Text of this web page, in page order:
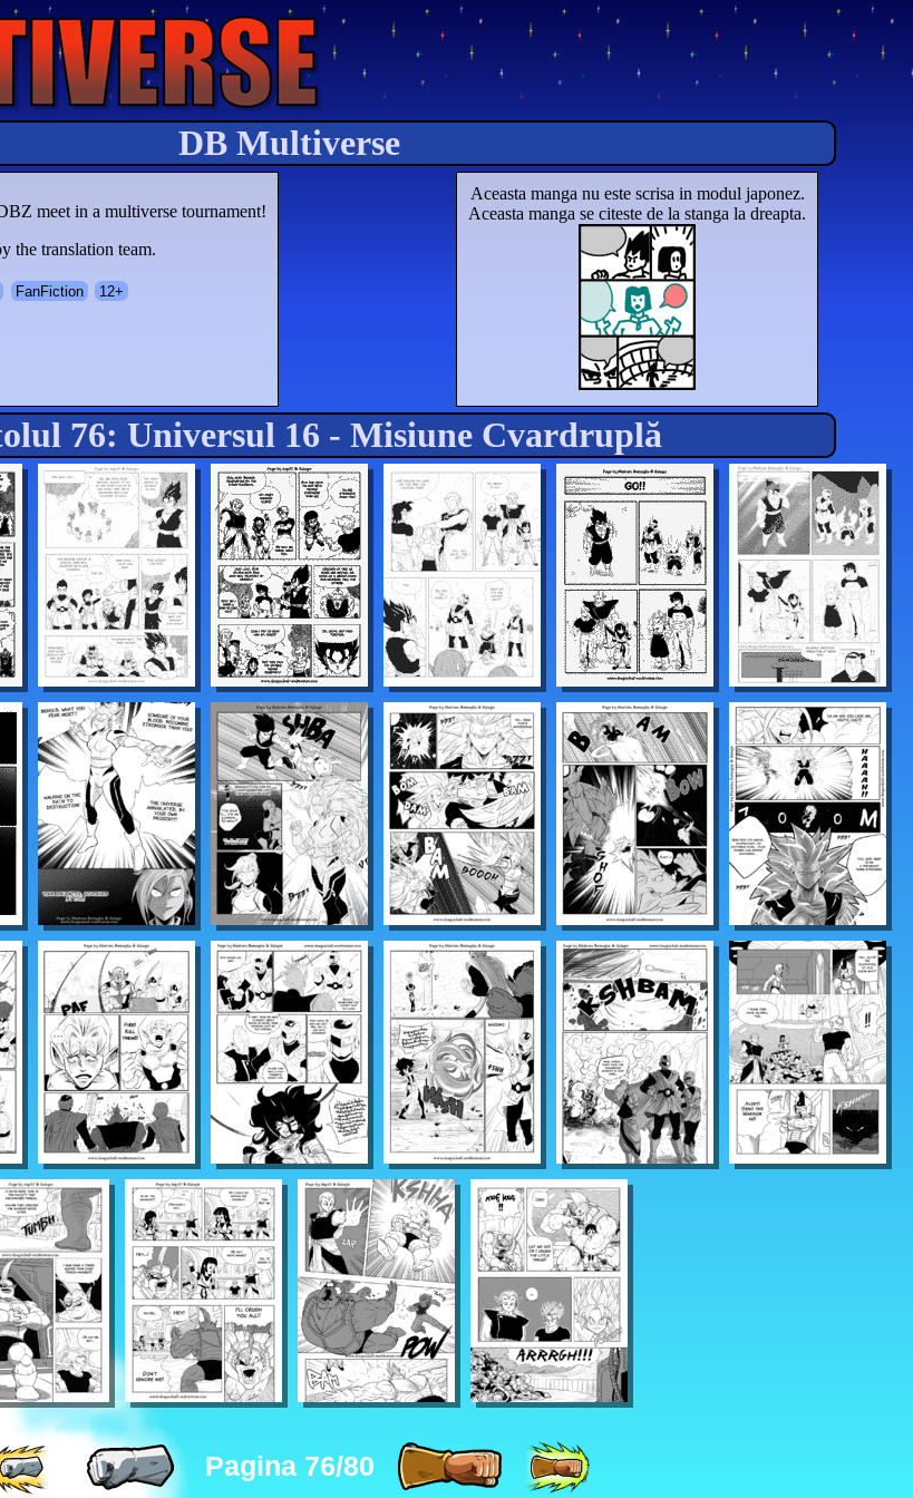
DB Multiverse
meet in a multiverse tournament!
the translation team.
FanFiction 12+
Aceasta manga nu este scrisa in modul japonez.
Aceasta manga se citeste de la stanga la dreapta.
76: Universul 16 - Misiune Cvardruplă
Pagina 76/80